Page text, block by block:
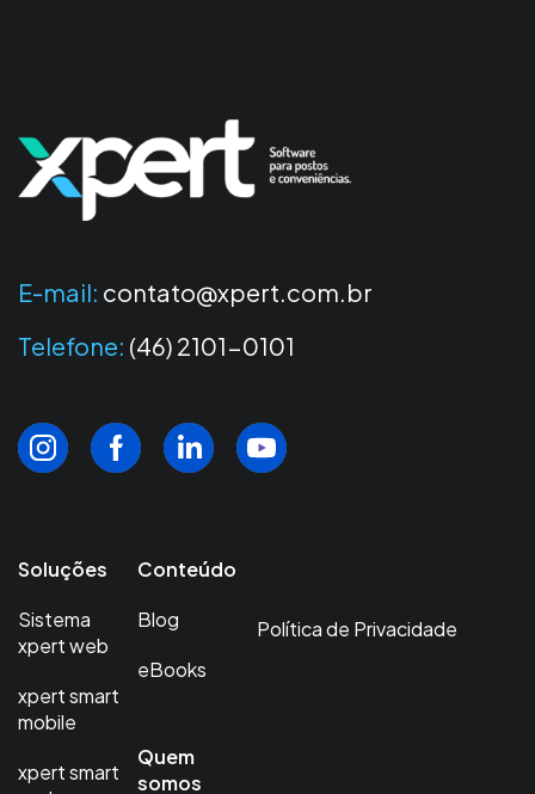
E-mail: contato@xpert.com.br
Telefone: (46) 2101-0101
Soluções
Sistema
xpert web
xpert smart
mobile
xpert smart
Conteúdo
Blog
eBooks
Quem
somos
Política de Privacidade